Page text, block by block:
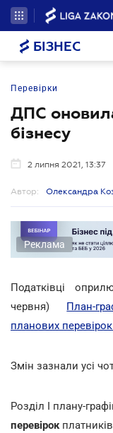
БІЗНЕС
Перевірки
ДПС
бізнесу
2 липня 2021, 13:37
Автор: Олександра
Реклама
Податківці
червня) План-
планових
Змін зазнали усі
Розділ І плану-
перевірок